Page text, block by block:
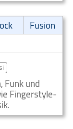
Fusion
Funk und
Fingerstyle-